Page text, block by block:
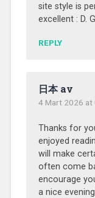
site style is
excellent : D.
REPLY
日本 av
4 Mart 2026 at
Thanks for
enjoyed
will make
often come
encourage
a nice